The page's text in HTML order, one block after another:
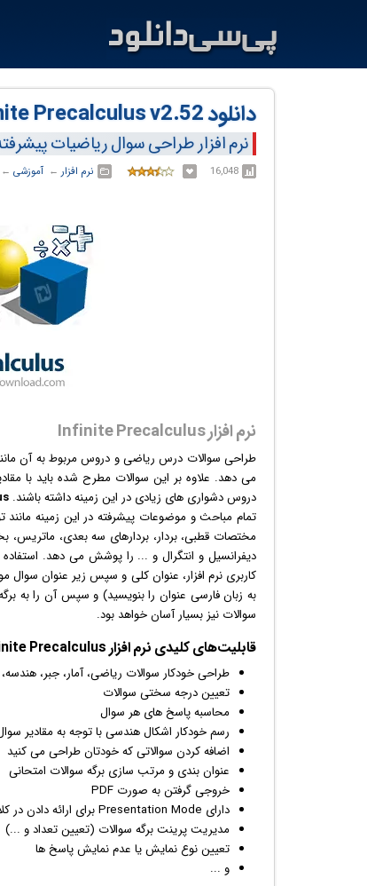
دانلود Infinite Precalculus v2.52
نرم افزار طراحی سوال ریاضیات
16,048 نرم افزار ← ‏ آموزشی ← ‏
نرم افزار Infinite Precalculus
طراحی سوالات درس ریاضی و دروس مربوط به آن
می دهد. علاوه بر این سوالات مطرح شده باید با
دروس دشواری های زیادی در این زمینه داشته باشند.
تمام مباحث و موضوعات پیشرفته در این زمینه مانند
مختصات قطبی، بردار، بردارهای سه بعدی،
دیفرانسیل و انتگرال و ... را پوشش می دهد. استفاده
کاربری نرم افزار، عنوان کلی و سپس زیر عنوان سوال
به زبان فارسی عنوان را بنویسید) و سپس آن را به
سوالات نیز بسیار آسان خواهد بود.
قابلیت‌های کلیدی نرم افزار
طراحی خودکار سوالات ریاضی، آمار، جبر،
تعیین درجه سختی سوالات
محاسبه پاسخ های هر سوال
رسم خودکار اشکال هندسی با توجه به مقادیر
اضافه کردن سوالاتی که خودتان طراحی می کنید
عنوان بندی و مرتب سازی برگه سوالات امتحانی
خروجی گرفتن به صورت PDF
دارای Presentation Mode برای ارائه دادن در کلاس
مدیریت پرینت برگه سوالات (تعیین تعداد و ...)
تعیین نوع نمایش یا عدم نمایش پاسخ ها
و ...